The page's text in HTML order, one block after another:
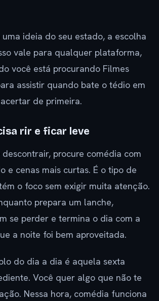
ideia do seu estado, a escolha
vale para qualquer plataforma,
você está procurando Filmes
assistir quando bate o tédio em
de primeira.
rir e ficar leve
procure comédia com
e cenas mais curtas. É o tipo de
o foco sem exigir muita atenção.
prepara um lanche,
se perder e termina o dia com a
a noite foi bem aproveitada.
do dia a dia é aquela sexta
Você quer algo que não te
Nessa hora, comédia funciona